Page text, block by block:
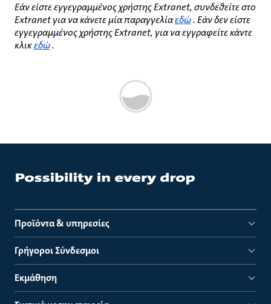
Εάν είστε εγγεγραμμένος χρήστης Extranet, συνδεθείτε στο
Extranet για να κάνετε μία παραγγελίαεδώ. Εάν δεν είστε
εγγεγραμμένος χρήστης Extranet, για να εγγραφείτε κάντε
κλικεδώ.
Προϊόντα & υπηρεσίες
Γρήγοροι Σύνδεσμοι
Εκμάθηση